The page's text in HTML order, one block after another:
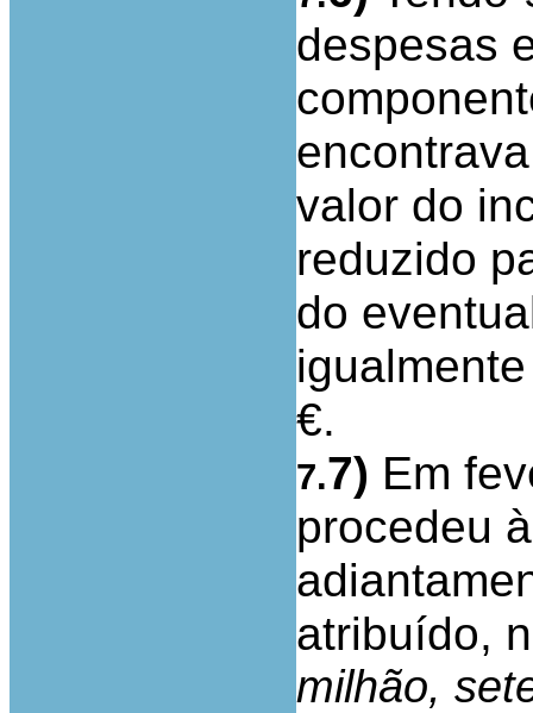
despesas
valor do
reduzido
do
€.
7.7) Em
procedeu
atribuído,
milhão,